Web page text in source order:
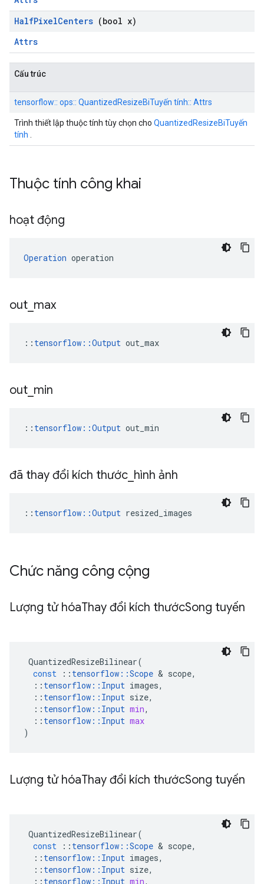
HalfPixelCenters (bool x)
Attrs
Cấu trúc
tensorflow:: ops:: QuantizedResizeBiTuyến tính:: Attrs
Trình thiết lập thuộc tính tùy chọn cho QuantizedResizeBiTuyến
tính
Thuộc tính công khai
hoạt động
Operation operation
out max
:: tensorflow::Output out_max
out min
:: tensorflow::Output out_min
đã thay đổi kích thước hình ảnh
:: tensorflow::Output resized_images
Chức năng công cộng
Lượng tử hóaThay đổi kích thướcSong tuyến
QuantizedResizeBilinear(
const
:: tensorflow ::Scope & scope,
:: tensorflow :: Input images,
:: tensorflow :: Input size,
:: tensorflow :: Input min,
:: tensorflow :: Input max
)
Lượng tử hóaThay đổi kích thướcSong tuyến
QuantizedResizeBilinear(
const
:: tensorflow ::Scope & scope,
:: tensorflow :: Input images,
:: tensorflow :: Input size,
:: tensorflow :: Input min,